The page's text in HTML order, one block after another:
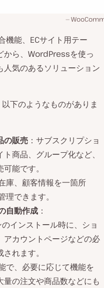
能、ECサイト用テー
から、WordPressを使っ
気のあるソリューション
下のようなものがありま
の販売 ：サブスクリプショ
商品、グループ化など、
能です。
庫、顧客情報を一箇所
理できます。
自動作成 ：
インストール時に、ショ
アカウントページなどの必
れます。
で、必要に応じて機能を
の注文や商品数などにも